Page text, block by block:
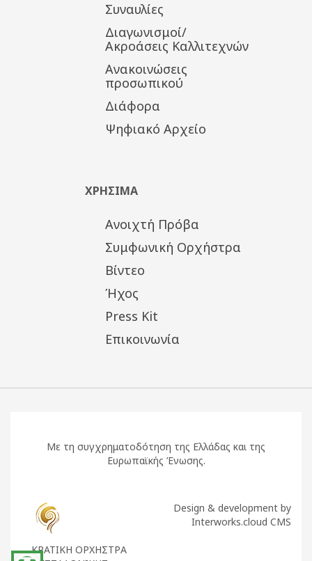
Συναυλίες
Διαγωνισμοί/
Ακροάσεις Καλλιτεχνών
Ανακοινώσεις
προσωπικού
Διάφορα
Ψηφιακό Αρχείο
ΧΡΗΣΙΜΑ
Ανοιχτή Πρόβα
Συμφωνική Ορχήστρα
Βίντεο
Ήχος
Press Kit
Επικοινωνία
Με τη συγχρηματοδότηση της Ελλάδας και της
Ευρωπαϊκής Ένωσης.
ΚΡΑΤΙΚΗ ΟΡΧΗΣΤΡΑ
Design & development by
Interworks.cloud CMS